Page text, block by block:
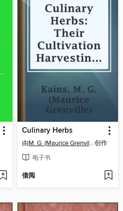
Culinary Herbs
由 M. G. (Maurice Grenville) Kains创作
电子书
借阅